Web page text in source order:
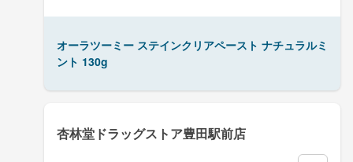
オーラツーミー ステインクリアペースト ナチュラルミ
ント 130g
杏林堂ドラッグストア豊田駅前店